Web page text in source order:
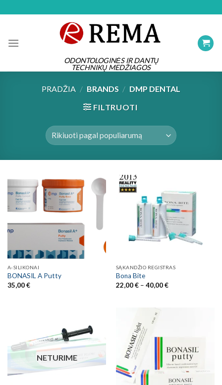
ODONTOLOGINĖS IR DANTŲ
TECHNIKŲ MEDŽIAGOS
PRADŽIA / BRANDS / DMP DENTAL
FILTRUOTI
A-SILIKONAI
BONASIL A Putty
35,00€
SĄKANDŽIO REGISTRAS
Bona Bite
22,00€ – 40,00€Price
NETURIME